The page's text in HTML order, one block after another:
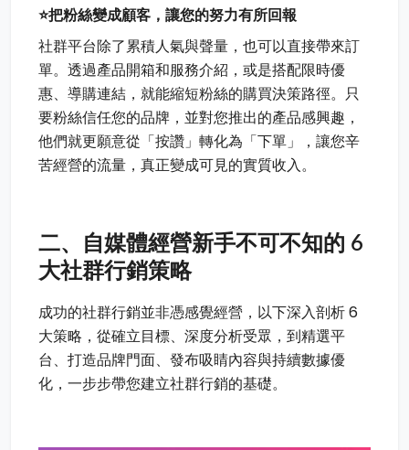
⭐把粉絲變成顧客，讓您的努力有所回報
社群平台除了累積人氣與聲量，也可以直接帶來訂
單。透過產品開箱和服務介紹，或是搭配限時優
惠、導購連結，就能縮短粉絲的購買決策路徑。只
要粉絲信任您的品牌，並對您推出的產品感興趣，
他們就更願意從「按讚」轉化為「下單」，讓您辛
苦經營的流量，真正變成可見的實質收入。
二、自媒體經營新手不可不知的 6
大社群行銷策略
成功的社群行銷並非憑感覺經營，以下深入剖析 6
大策略，從確立目標、深度分析受眾，到精選平
台、打造品牌門面、發布吸睛內容與持續數據優
化，一步步帶您建立社群行銷的基礎。